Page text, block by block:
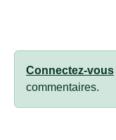
Connectez-vous
commentaires.